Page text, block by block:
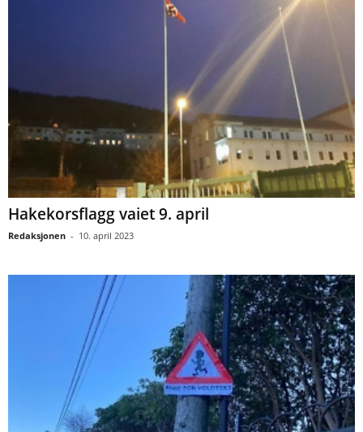
Hakekorsflagg vaiet 9. april
Redaksjonen - 10. april 2023